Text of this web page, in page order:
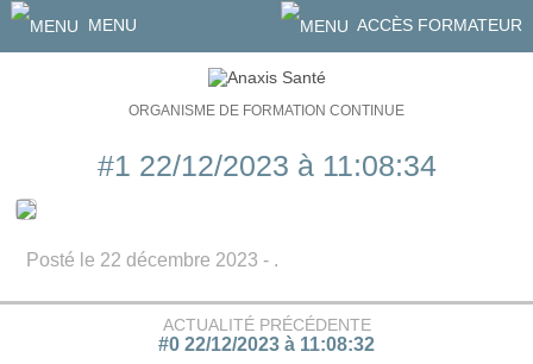
MENU ACCÈS FORMATEUR
ORGANISME DE FORMATION CONTINUE
#1 22/12/2023 à 11:08:34
Posté le 22 décembre 2023 - .
ACTUALITÉ PRÉCÉDENTE
#0 22/12/2023 à 11:08:32